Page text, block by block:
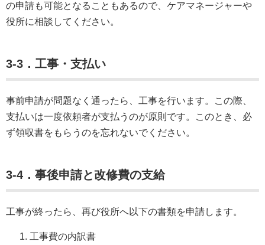
の申請も可能となることもあるので、ケアマネージャーや
役所に相談してください。
3-3 ．工事・支払い
事前申請が問題なく通ったら、工事を行います。この際、
支払いは一度依頼者が支払うのが原則です。このとき、必
ず領収書をもらうのを忘れないでください。
3-4．事後申請と改修費の支給
工事が終ったら、再び役所へ以下の書類を申請します。
工事費の内訳書